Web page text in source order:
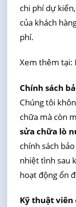
chi phí dự
của khách
phí.
Xem thêm tại:
Chính sách
Chúng tôi
chữa mà còn
sửa chữa lò
chính sách
nhiệt tình sau
hoạt động ổn
Kỹ thuật viên